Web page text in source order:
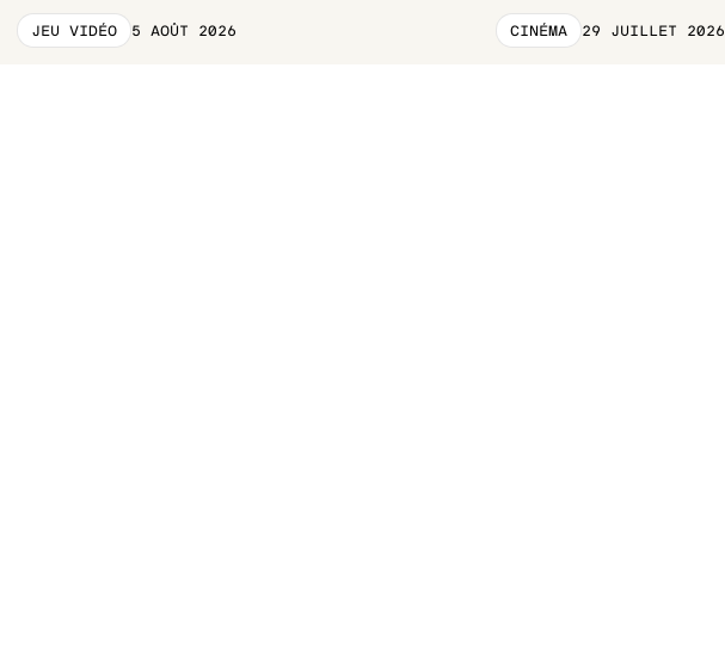
CATEGORY_PRELABEL
JEU VIDÉO 5 AOÛT 2026 CATEGORY_PRELABEL
CINÉMA 29 JUILLET 2026